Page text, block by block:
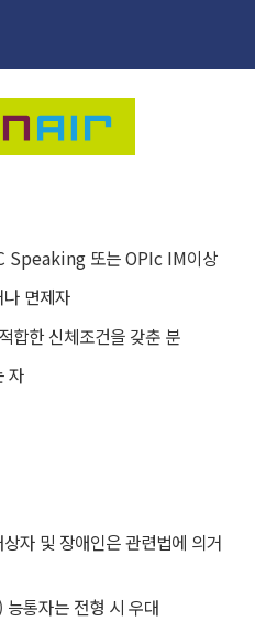
Speaking 또는 OPIc IM이상
면제자
합한 신체조건을 갖춘 분
자
자 및 장애인은 관련법에 의거
통자는 전형 시 우대